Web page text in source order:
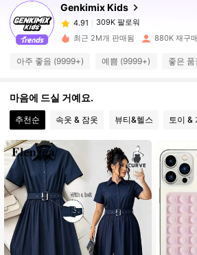
Genkimix Kids
4.91 309K 팔로워
4.91 309K 팔로워
309K 팔로워
4.91 309K 팔로워
4.91 309K 팔로워
4.91
최근 2M개 판매됨 880K 재구매
아주 좋음 (9999+) 예쁨 (9999+) 좋은
마음에 드실 거예요.
추천순 속옷 & 잠옷 뷰티&헬스 토이 &